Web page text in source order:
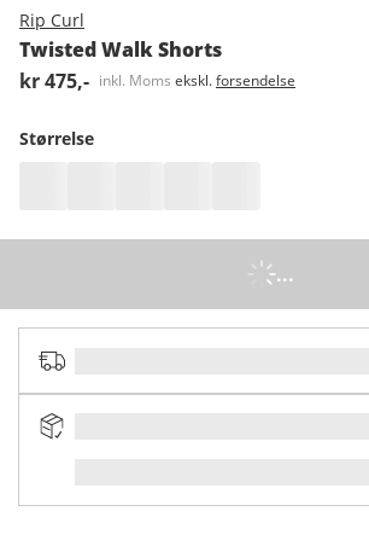
Rip Curl
Twisted Walk Shorts
kr 475,- inkl. Moms ekskl.forsendelse
Størrelse
...